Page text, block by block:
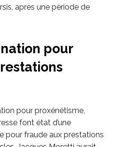
après une période de
pour
pour proxénétisme,
font état d’une
pour fraude aux prestations